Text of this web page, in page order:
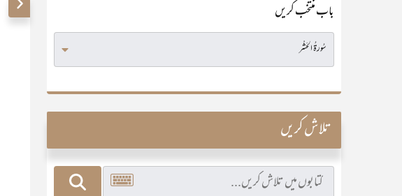
باب منتخب کریں
تلاش کریں